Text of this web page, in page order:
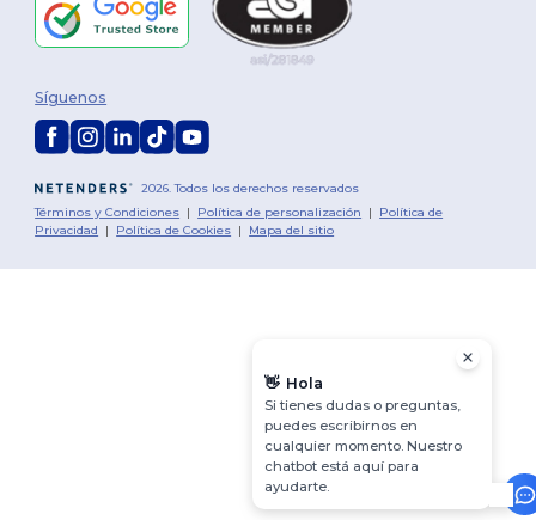
2026. Todos los derechos reservados
Términos y Condiciones | Política de personalización | Política de
Privacidad | Política de Cookies | Mapa del sitio
Síguenos
👋 Hola
Si tienes dudas o preguntas,
puedes escribirnos en
cualquier momento. Nuestro
chatbot está aquí para
ayudarte.